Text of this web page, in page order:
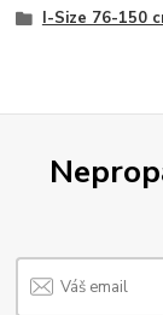
I-Size 76-150